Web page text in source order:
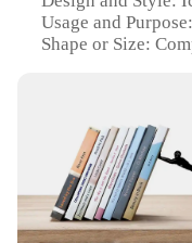
Usage and
Shape or Size:
Parts and
Features:
**Sturdy and
The SOPORTE
just a book stand;
the Man of Steel.
stainless steel, this